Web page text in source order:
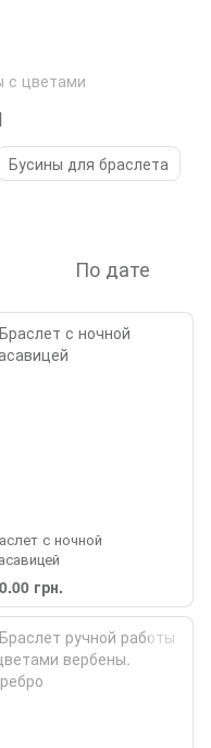
с цветами
Бусины для браслета
По дате
с ночной
грн.